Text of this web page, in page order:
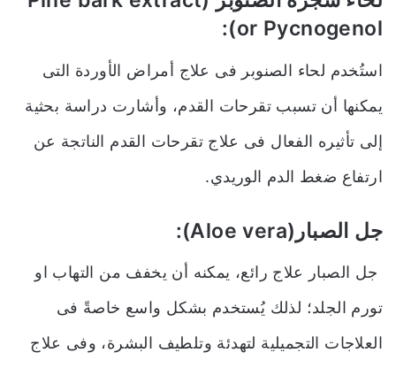
or Pycnogenol):
استُخدم لحاء الصنوبر فى علاج أمراض الأوردة التى
يمكنها أن تسبب تقرحات القدم، وأشارت دراسة بحثية
إلى تأثيره الفعال فى علاج تقرحات القدم الناتجة عن
ارتفاع ضغط الدم الوريدي.
جل الصبار(Aloe vera):
جل الصبار علاج رائع، يمكنه أن يخفف من التهاب او
تورم الجلد؛ لذلك يُستخدم بشكل واسع خاصةً فى
العلاجات التجميلية لتهدئة وتلطيف البشرة، وفى علاج